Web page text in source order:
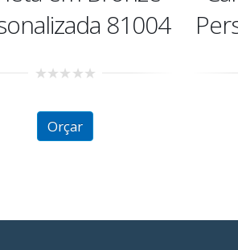
81004
of
Orçar